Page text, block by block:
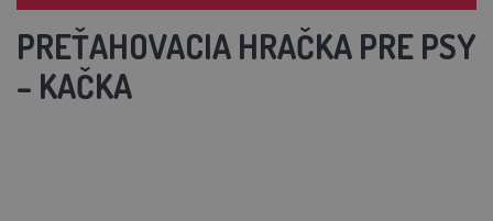
PREŤAHOVACIA HRAČKA PRE PSY
– KAČKA